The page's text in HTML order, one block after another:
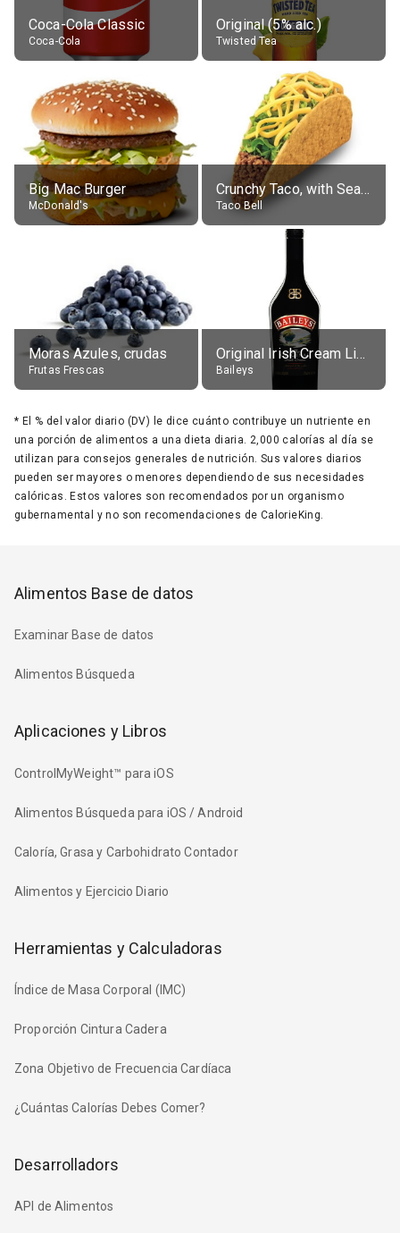
Coca-Cola Classic
Coca-Cola
Original (5% alc.)
Twisted Tea
Big Mac Burger
McDonald's
Crunchy Taco, with Seasoned Beef
Taco Bell
Moras Azules, crudas
Frutas Frescas
Original Irish Cream Liqueur (17% alc.)
Baileys
* El % del valor diario (DV) le dice cuánto contribuye un nutriente en
una porción de alimentos a una dieta diaria. 2,000 calorías al día se
utilizan para consejos generales de nutrición. Sus valores diarios
pueden ser mayores o menores dependiendo de sus necesidades
calóricas. Estos valores son recomendados por un organismo
gubernamental y no son recomendaciones de CalorieKing.
Alimentos Base de datos
Examinar Base de datos
Alimentos Búsqueda
Aplicaciones y Libros
ControlMyWeight™ para iOS
Alimentos Búsqueda para iOS / Android
Caloría, Grasa y Carbohidrato Contador
Alimentos y Ejercicio Diario
Herramientas y Calculadoras
Índice de Masa Corporal (IMC)
Proporción Cintura Cadera
Zona Objetivo de Frecuencia Cardíaca
¿Cuántas Calorías Debes Comer?
Desarrolladors
API de Alimentos